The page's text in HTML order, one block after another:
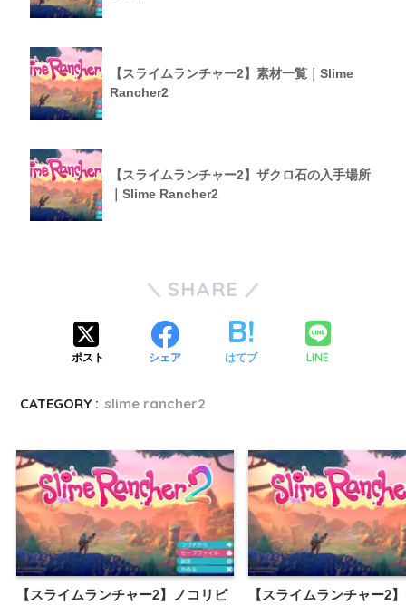
【スライムランチャー2】素材一覧｜Slime
Rancher2
【スライムランチャー2】ザクロ石の入手場所
｜Slime Rancher2
SHARE
ポスト シェア はてブ LINE
CATEGORY : slime rancher2
【スライムランチャー2】ノコリビ
【スライムランチャー2